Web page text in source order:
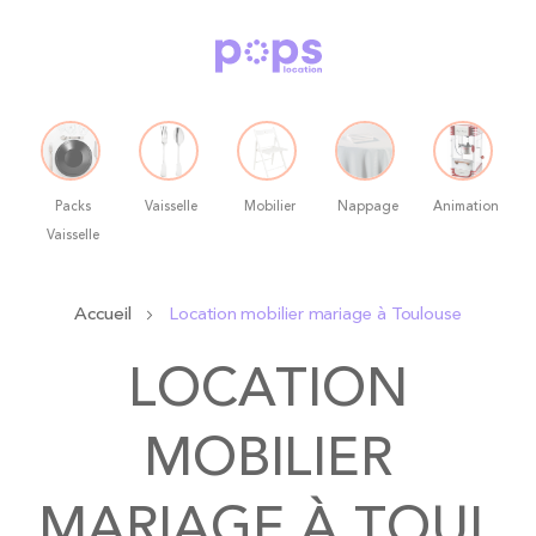
Packs
Vaisselle
Vaisselle Mobilier Nappage Animation
Accueil Location mobilier mariage à Toulouse
LOCATION
MOBILIER